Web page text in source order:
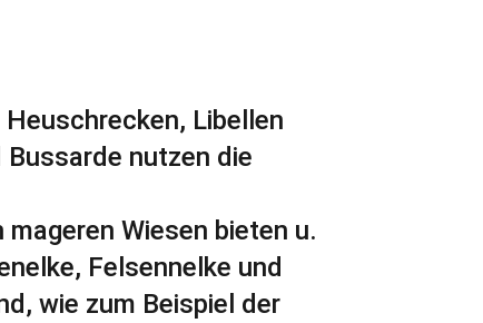
Libellen
nutzen die
Wiesen bieten u.
Felsennelke und
wie zum Beispiel der